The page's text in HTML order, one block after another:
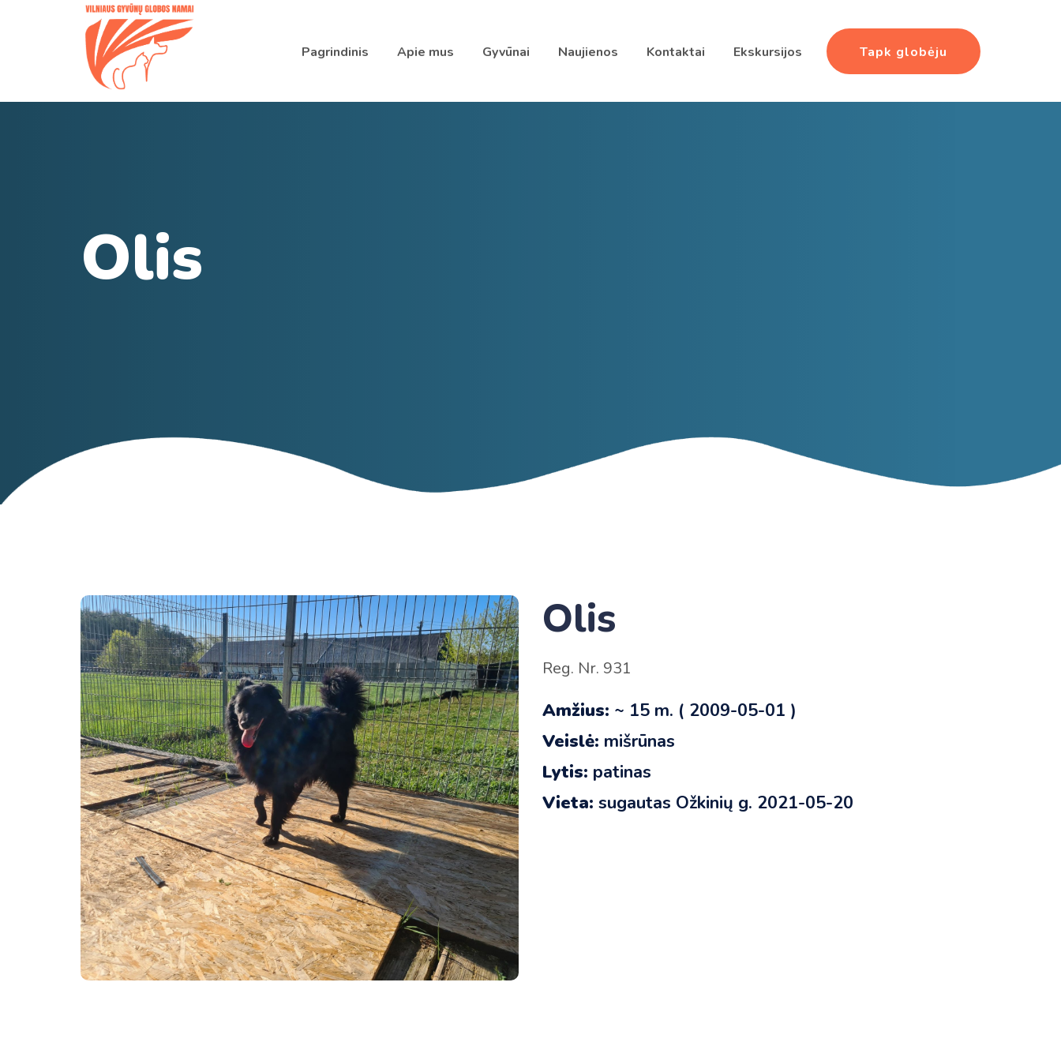
Pagrindinis Apie mus Gyvūnai Naujienos Kontaktai Ekskursijos Tapk globėju
Olis
Olis
Reg. Nr. 931
Amžius: ~ 15 m. ( 2009-05-01 )
Veislė: mišrūnas
Lytis: patinas
Vieta: sugautas Ožkinių g. 2021-05-20